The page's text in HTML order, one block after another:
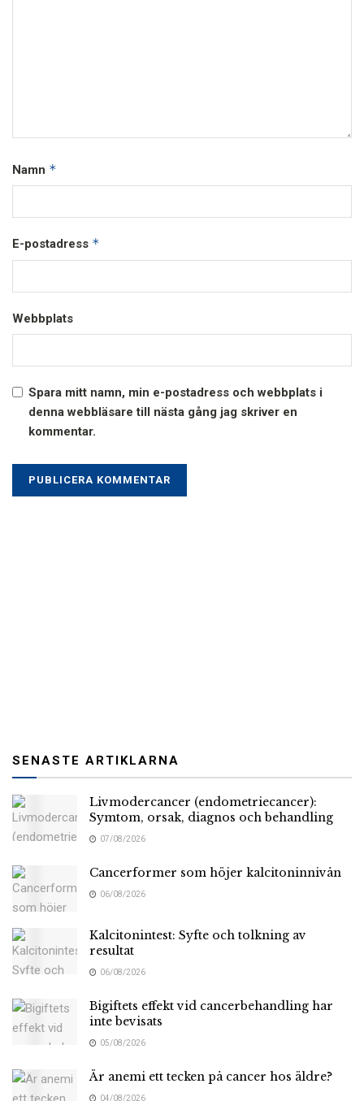
Namn *
E-postadress *
Webbplats
Spara mitt namn, min e-postadress och webbplats i
denna webbläsare till nästa gång jag skriver en
kommentar.
SENASTE ARTIKLARNA
Livmodercancer (endometriecancer):
Symtom, orsak, diagnos och behandling
07/08/2026
Cancerformer som höjer kalcitoninnivån
06/08/2026
Kalcitonintest: Syfte och tolkning av
resultat
06/08/2026
Bigiftets effekt vid cancerbehandling har
inte bevisats
05/08/2026
Är anemi ett tecken på cancer hos äldre?
04/08/2026